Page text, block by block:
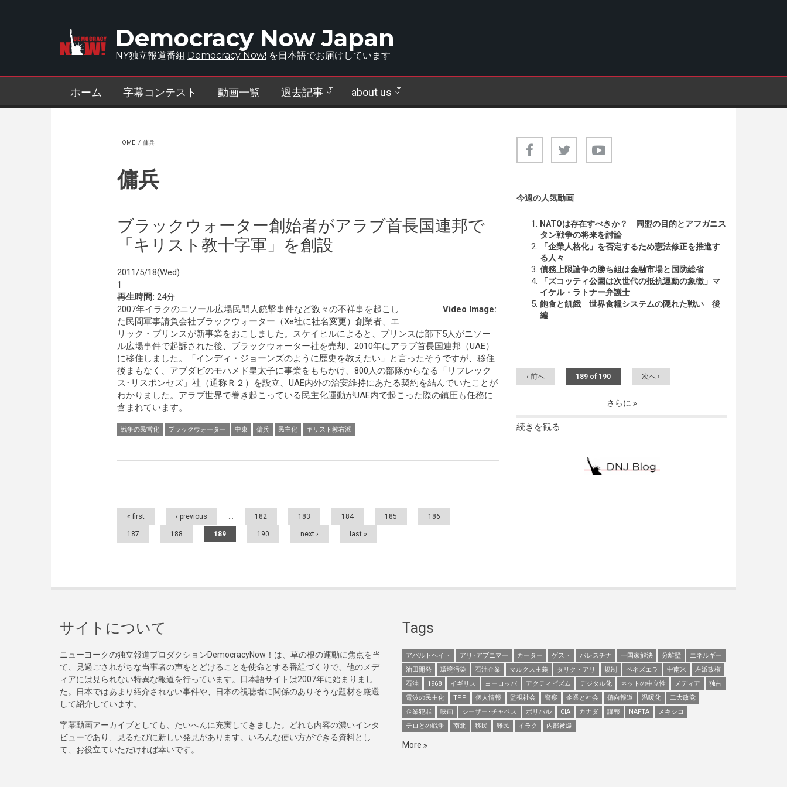
Democracy Now Japan
NY独立報道番組 Democracy Now! を日本語でお届けしています
ホーム 字幕コンテスト 動画一覧 過去記事 about us
HOME / 傭兵
傭兵
ブラックウォーター創始者がアラブ首長国連邦で
「キリスト教十字軍」を創設
2011/5/18(Wed)
1
再生時間: 24分
Video Image:
2007年イラクのニソール広場民間人銃撃事件など数々の不祥事を起こし
た民間軍事請負会社ブラックウォーター（Xe社に社名変更）創業者、エ
リック・プリンスが新事業をおこしました。スケイヒルによると、プリンスは部下5人がニソー
ル広場事件で起訴された後、ブラックウォーター社を売却、2010年にアラブ首長国連邦（UAE）
に移住しました。「インディ・ジョーンズのように歴史を教えたい」と言ったそうですが、移住
後まもなく、アブダビのモハメド皇太子に事業をもちかけ、800人の部隊からなる「リフレック
ス･リスポンセズ」社（通称Ｒ２）を設立、UAE内外の治安維持にあたる契約を結んでいたことが
わかりました。アラブ世界で巻き起こっている民主化運動がUAE内で起こった際の鎮圧も任務に
含まれています。
戦争の民営化 ブラックウォーター 中東 傭兵 民主化 キリスト教右派
Pages
« first ‹ previous … 182 183 184 185 186
187 188 189 190 next › last »
今週の人気動画
NATOは存在すべきか？ 同盟の目的とアフガニス
タン戦争の将来を討論
「企業人格化」を否定するため憲法修正を推進す
る人々
債務上限論争の勝ち組は金融市場と国防総省
「ズコッティ公園は次世代の抵抗運動の象徴」マ
イケル・ラトナー弁護士
飽食と飢餓 世界食糧システムの隠れた戦い 後
編
‹ 前へ 189 of 190 次へ ›
さらに
続きを観る
サイトについて
ニューヨークの独立報道プロダクションDemocracyNow！は、草の根の運動に焦点を当
て、見過ごされがちな当事者の声をとどけることを使命とする番組づくりで、他のメデ
ィアには見られない特異な報道を行っています。日本語サイトは2007年に始まりまし
た。日本ではあまり紹介されない事件や、日本の視聴者に関係のありそうな題材を厳選
して紹介しています。
字幕動画アーカイブとしても、たいへんに充実してきました。どれも内容の濃いインタ
ビューであり、見るたびに新しい発見があります。いろんな使い方ができる資料とし
て、お役立ていただければ幸いです。
Tags
アパルトヘイト アリ･アブニマー カーター ゲスト パレスチナ 一国家解決 分離壁
エネルギー
油田開発
環境汚染 石油企業 マルクス主義 タリク・アリ 規制 ベネズエラ 中南米
左派政権
石油
1968 イギリス ヨーロッパ アクティビズム デジタル化 ネットの中立性 メディア
独占
電波の民主化
TPP 個人情報 監視社会 警察 企業と社会 偏向報道 温暖化
二大政党
企業犯罪
映画 シーザー･チャベス ボリバル CIA カナダ 諜報 NAFTA
メキシコ
テロとの戦争
南北 移民 難民 イラク 内部被爆
More